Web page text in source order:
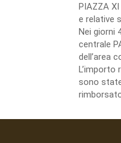
PIAZZA
e relative
Nei giorni
centrale
dell’area
L’importo
sono